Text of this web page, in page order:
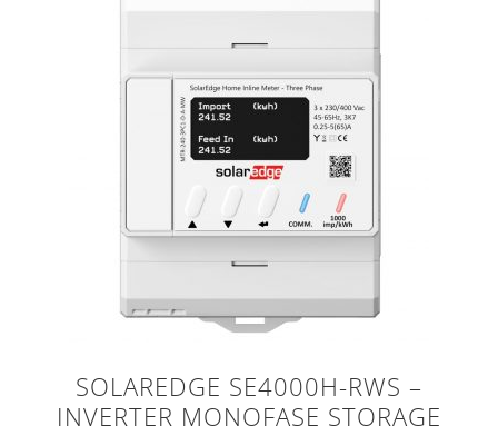
SOLAREDGE SE4000H-RWS –
INVERTER MONOFASE STORAGE